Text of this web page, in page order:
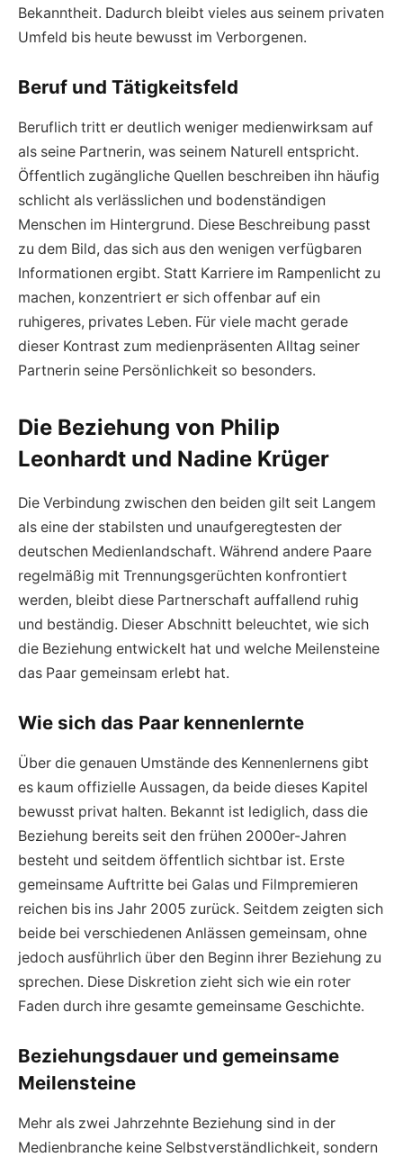
Bekanntheit. Dadurch bleibt vieles aus seinem privaten
Umfeld bis heute bewusst im Verborgenen.
Beruf und Tätigkeitsfeld
Beruflich tritt er deutlich weniger medienwirksam auf
als seine Partnerin, was seinem Naturell entspricht.
Öffentlich zugängliche Quellen beschreiben ihn häufig
schlicht als verlässlichen und bodenständigen
Menschen im Hintergrund. Diese Beschreibung passt
zu dem Bild, das sich aus den wenigen verfügbaren
Informationen ergibt. Statt Karriere im Rampenlicht zu
machen, konzentriert er sich offenbar auf ein
ruhigeres, privates Leben. Für viele macht gerade
dieser Kontrast zum medienpräsenten Alltag seiner
Partnerin seine Persönlichkeit so besonders.
Die Beziehung von Philip
Leonhardt und Nadine Krüger
Die Verbindung zwischen den beiden gilt seit Langem
als eine der stabilsten und unaufgeregtesten der
deutschen Medienlandschaft. Während andere Paare
regelmäßig mit Trennungsgerüchten konfrontiert
werden, bleibt diese Partnerschaft auffallend ruhig
und beständig. Dieser Abschnitt beleuchtet, wie sich
die Beziehung entwickelt hat und welche Meilensteine
das Paar gemeinsam erlebt hat.
Wie sich das Paar kennenlernte
Über die genauen Umstände des Kennenlernens gibt
es kaum offizielle Aussagen, da beide dieses Kapitel
bewusst privat halten. Bekannt ist lediglich, dass die
Beziehung bereits seit den frühen 2000er-Jahren
besteht und seitdem öffentlich sichtbar ist. Erste
gemeinsame Auftritte bei Galas und Filmpremieren
reichen bis ins Jahr 2005 zurück. Seitdem zeigten sich
beide bei verschiedenen Anlässen gemeinsam, ohne
jedoch ausführlich über den Beginn ihrer Beziehung zu
sprechen. Diese Diskretion zieht sich wie ein roter
Faden durch ihre gesamte gemeinsame Geschichte.
Beziehungsdauer und gemeinsame
Meilensteine
Mehr als zwei Jahrzehnte Beziehung sind in der
Medienbranche keine Selbstverständlichkeit, sondern